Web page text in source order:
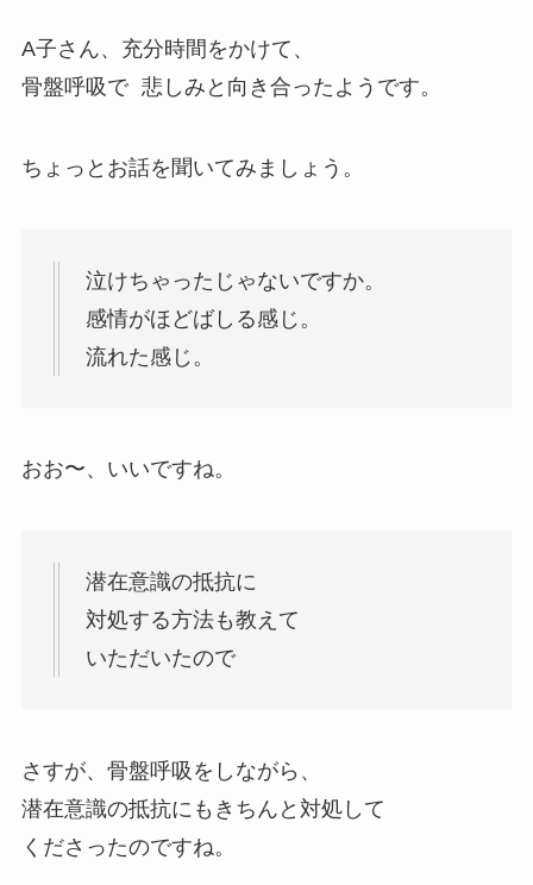
A子さん、充分時間をかけて、
骨盤呼吸で 悲しみと向き合ったようです。
ちょっとお話を聞いてみましょう。
泣けちゃったじゃないですか。
感情がほどばしる感じ。
流れた感じ。
おお〜、いいですね。
潜在意識の抵抗に
対処する方法も教えて
いただいたので
さすが、骨盤呼吸をしながら、
潜在意識の抵抗にもきちんと対処して
くださったのですね。